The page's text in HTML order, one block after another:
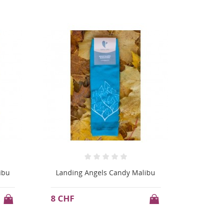
Landing Angels Candy Malibu
8 CHF